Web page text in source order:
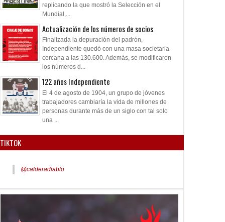
replicando la que mostró la Selección en el
Mundial,...
Actualización de los números de socios
Finalizada la depuración del padrón,
Independiente quedó con una masa societaria
cercana a las 130.600. Además, se modificaron
los números d...
122 años Independiente
El 4 de agosto de 1904, un grupo de jóvenes
trabajadores cambiaría la vida de millones de
personas durante más de un siglo con tal solo
una ...
TIKTOK
@calderadiablo